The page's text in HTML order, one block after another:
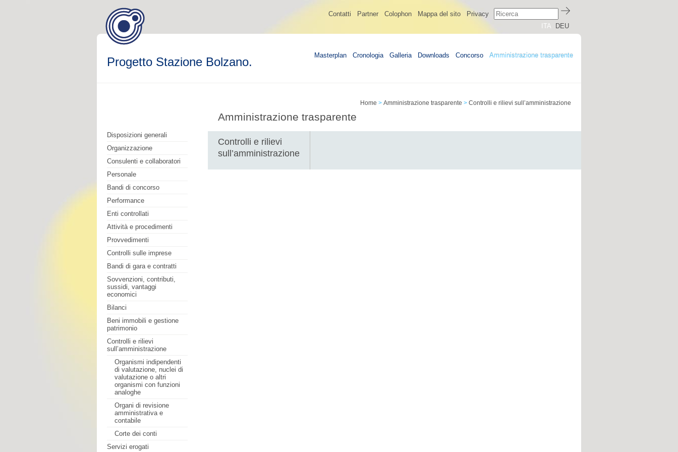
Contatti Partner Colophon Mappa del sito
Privacy
ITA
DEU
Progetto Stazione Bolzano. Masterplan Cronologia Galleria Downloads Concorso Amministrazione trasparente
Disposizioni generali
Organizzazione
Consulenti e collaboratori
Personale
Bandi di concorso
Performance
Enti controllati
Attività e procedimenti
Provvedimenti
Controlli sulle imprese
Bandi di gara e contratti
Sovvenzioni, contributi,
sussidi, vantaggi
economici
Bilanci
Beni immobili e gestione
patrimonio
Controlli e rilievi
sull’amministrazione
Organismi indipendenti
di valutazione, nuclei di
valutazione o altri
organismi con funzioni
analoghe
Organi di revisione
amministrativa e
contabile
Corte dei conti
Servizi erogati
Home > Amministrazione trasparente > Controlli e rilievi sull’amministrazione
Amministrazione trasparente
Controlli e rilievi
sull’amministrazione